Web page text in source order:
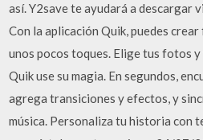
así. Y2save te ayudará a descargar
Con la aplicación Quik, puedes
unos pocos toques. Elige tus fotos
Quik use su magia. En segundos,
agrega transiciones y efectos, y
música. Personaliza tu historia con